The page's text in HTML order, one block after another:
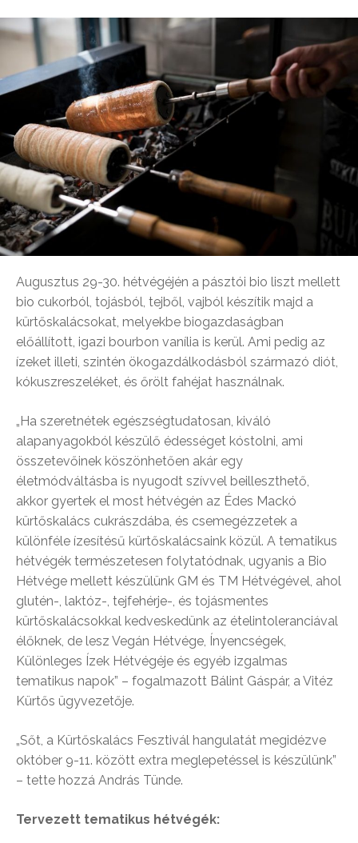
Augusztus 29-30. hétvégéjén a pásztói bio liszt mellett
bio cukorból, tojásból, tejből, vajból készítik majd a
kürtőskalácsokat, melyekbe biogazdaságban
előállított, igazi bourbon vanília is kerül. Ami pedig az
ízeket illeti, szintén ökogazdálkodásból származó diót,
kókuszreszeléket, és őrölt fahéjat használnak.
„Ha szeretnétek egészségtudatosan, kiváló
alapanyagokból készülő édességet kóstolni, ami
összetevőinek köszönhetően akár egy
életmódváltásba is nyugodt szívvel beilleszthető,
akkor gyertek el most hétvégén az Édes Mackó
kürtőskalács cukrászdába, és csemegézzetek a
különféle ízesítésű kürtőskalácsaink közül. A tematikus
hétvégék természetesen folytatódnak, ugyanis a Bio
Hétvége mellett készülünk GM és TM Hétvégével, ahol
glutén-, laktóz-, tejfehérje-, és tojásmentes
kürtőskalácsokkal kedveskedünk az ételintoleranciával
élőknek, de lesz Vegán Hétvége, Ínyencségek,
Különleges Ízek Hétvégéje és egyéb izgalmas
tematikus napok” – fogalmazott Bálint Gáspár, a Vitéz
Kürtős ügyvezetője.
„Sőt, a Kürtőskalács Fesztivál hangulatát megidézve
október 9-11. között extra meglepetéssel is készülünk”
– tette hozzá András Tünde.
Tervezett tematikus hétvégék: